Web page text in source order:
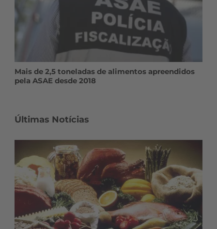
Mais de 2,5 toneladas de alimentos apreendidos
pela ASAE desde 2018
Últimas Notícias